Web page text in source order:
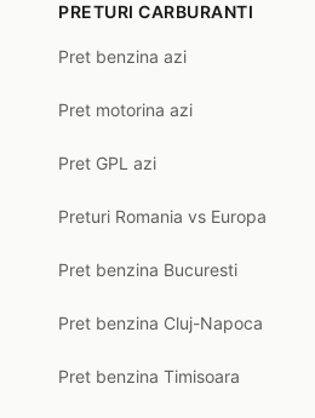
PRETURI CARBURANTI
Pret benzina azi
Pret motorina azi
Pret GPL azi
Preturi Romania vs Europa
Pret benzina Bucuresti
Pret benzina Cluj-Napoca
Pret benzina Timisoara